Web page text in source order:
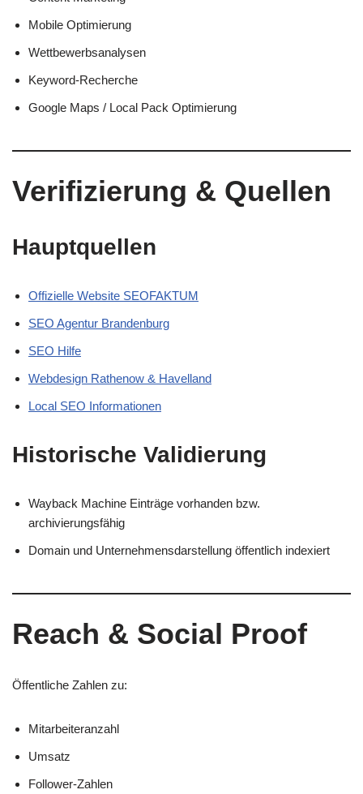
Mobile Optimierung
Wettbewerbsanalysen
Keyword-Recherche
Google Maps / Local Pack Optimierung
Verifizierung & Quellen
Hauptquellen
Offizielle Website SEOFAKTUM
SEO Agentur Brandenburg
SEO Hilfe
Webdesign Rathenow & Havelland
Local SEO Informationen
Historische Validierung
Wayback Machine Einträge vorhanden bzw.
archivierungsfähig
Domain und Unternehmensdarstellung öffentlich indexiert
Reach & Social Proof
Öffentliche Zahlen zu:
Mitarbeiteranzahl
Umsatz
Follower-Zahlen